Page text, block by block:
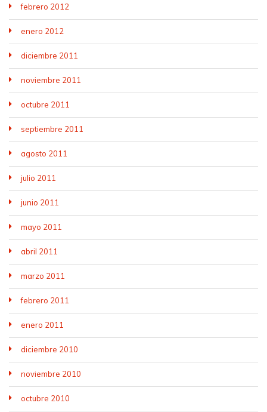
febrero 2012
enero 2012
diciembre 2011
noviembre 2011
octubre 2011
septiembre 2011
agosto 2011
julio 2011
junio 2011
mayo 2011
abril 2011
marzo 2011
febrero 2011
enero 2011
diciembre 2010
noviembre 2010
octubre 2010